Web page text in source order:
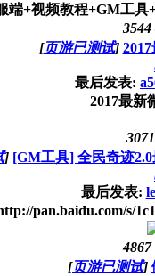
端+视频教程+GM工
3544
[页游已测试]
最后发表:
2017最新
3071
] [GM工具] 全民奇迹
最后发表:
pan.baidu.com/s/
4867
[页游已测试]